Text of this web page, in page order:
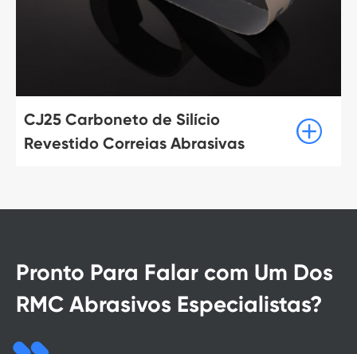
 Correias abrasivas para o Metal
Pronto Para Falar com Um Dos
RMC Abrasivos Especialistas?